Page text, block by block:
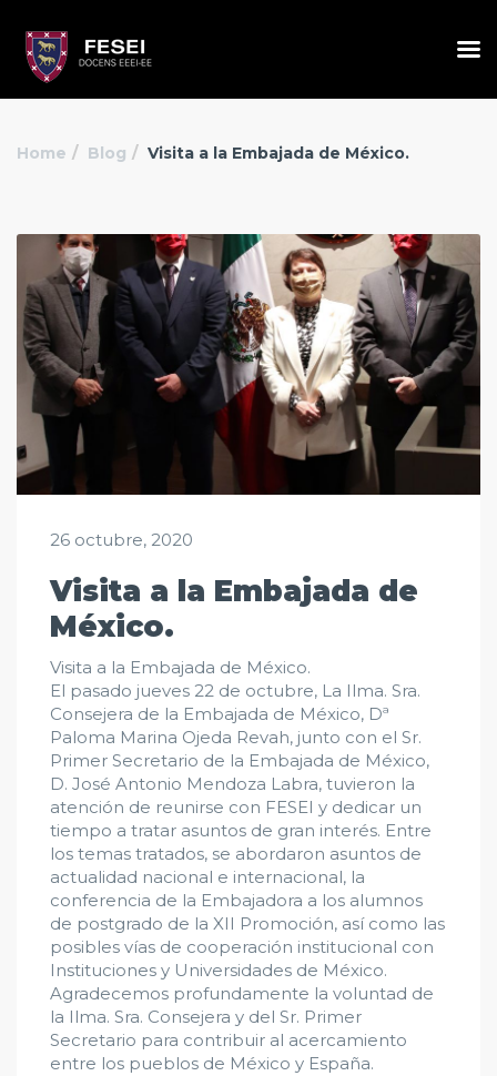
Home Blog Visita a la Embajada de México.
26 octubre, 2020
Visita a la Embajada de
México.
Visita a la Embajada de México.
El pasado jueves 22 de octubre, La Ilma. Sra.
Consejera de la Embajada de México, Dª
Paloma Marina Ojeda Revah, junto con el Sr.
Primer Secretario de la Embajada de México,
D. José Antonio Mendoza Labra, tuvieron la
atención de reunirse con FESEI y dedicar un
tiempo a tratar asuntos de gran interés. Entre
los temas tratados, se abordaron asuntos de
actualidad nacional e internacional, la
conferencia de la Embajadora a los alumnos
de postgrado de la XII Promoción, así como las
posibles vías de cooperación institucional con
Instituciones y Universidades de México.
Agradecemos profundamente la voluntad de
la Ilma. Sra. Consejera y del Sr. Primer
Secretario para contribuir al acercamiento
entre los pueblos de México y España.